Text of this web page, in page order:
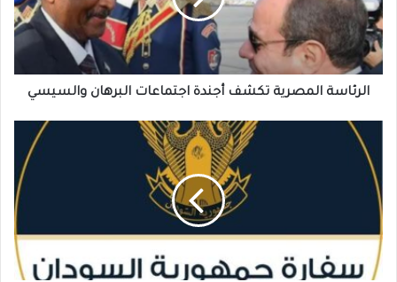
البرهان
والسيسي
الرئاسة المصرية تكشف أجندة اجتماعات البرهان والسيسي
مهم
من
المستشارية
الطبية
السودان
بالقاهرة